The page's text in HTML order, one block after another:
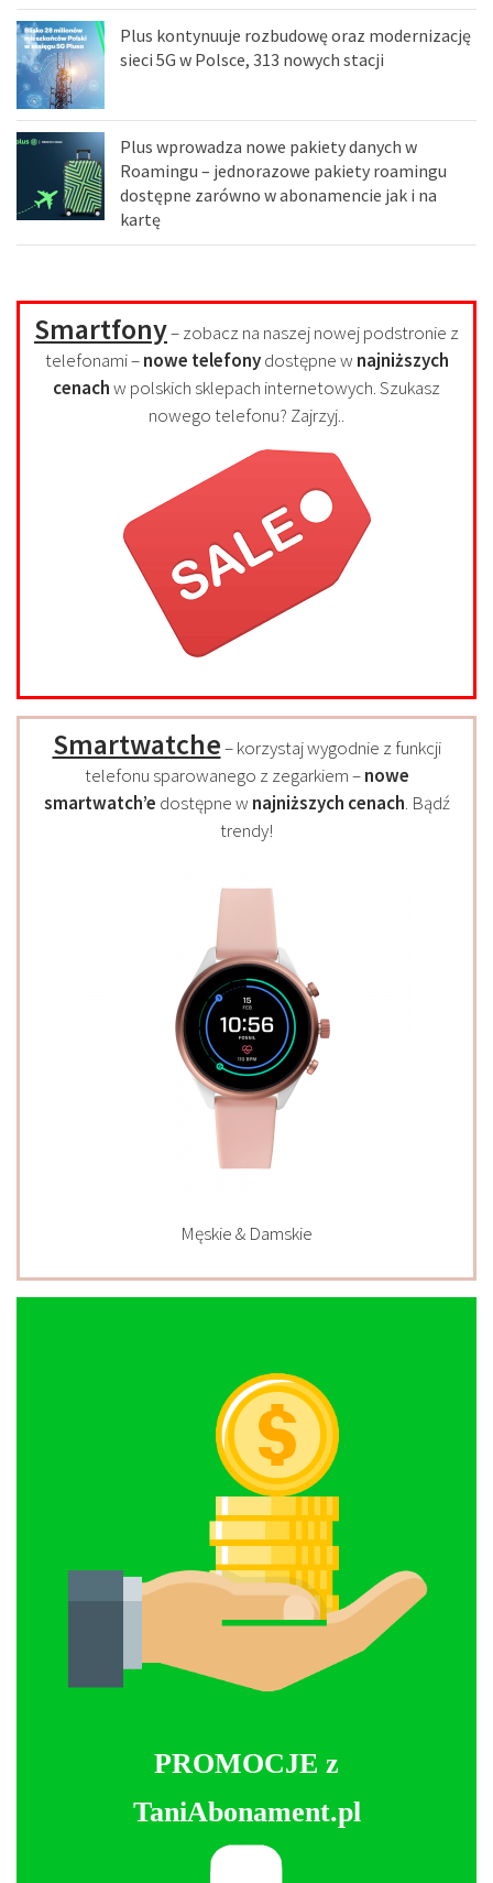
Plus kontynuuje rozbudowę oraz modernizację
sieci 5G w Polsce, 313 nowych stacji
Plus wprowadza nowe pakiety danych w
Roamingu – jednorazowe pakiety roamingu
dostępne zarówno w abonamencie jak i na
kartę
Smartfony– zobacz na naszej nowej podstronie z
telefonami –nowe telefonydostępne w najniższych
cenachw polskich sklepach internetowych. Szukasz
nowego telefonu? Zajrzyj..
Smartwatche– korzystaj wygodnie z funkcji
telefonu sparowanego z zegarkiem –nowe
smartwatch’e dostępne w najniższych cenach. Bądź
trendy!
Męskie & Damskie
PROMOCJE z
TaniAbonament.pl